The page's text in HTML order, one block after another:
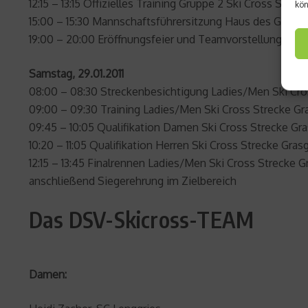
12:15 – 13:15 Offizielles Training Gruppe 2 Ski Cross
15:00 – 15:30 Mannschaftsführersitzung Haus des
19:00 – 20:00 Eröffnungsfeier und Teamvorstellung vor
Samstag, 29.01.2011
08:00 – 08:30 Streckenbesichtigung Ladies/Men Ski
09:00 – 09:30 Training Ladies/Men Ski Cross Strecke
09:45 – 10:05 Qualifikation Damen Ski Cross Strecke
10:20 – 11:05 Qualifikation Herren Ski Cross Strecke
12:15 – 13:45 Finalrennen Ladies/Men Ski Cross Strecke
anschließend Siegerehrung im Zielbereich
Das DSV-Skicross-TEAM
Damen: